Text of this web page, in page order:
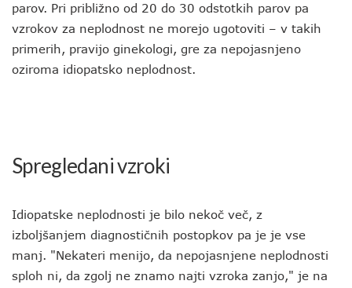
parov. Pri približno od 20 do 30 odstotkih parov pa
vzrokov za neplodnost ne morejo ugotoviti – v takih
primerih, pravijo ginekologi, gre za nepojasnjeno
oziroma idiopatsko neplodnost.
Spregledani vzroki
Idiopatske neplodnosti je bilo nekoč več, z
izboljšanjem diagnostičnih postopkov pa je je vse
manj. "Nekateri menijo, da nepojasnjene neplodnosti
sploh ni, da zgolj ne znamo najti vzroka zanjo," je na